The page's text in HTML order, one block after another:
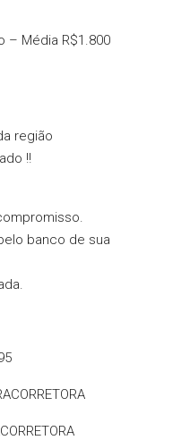
– Média R$1.800
região
!!
banco de sua